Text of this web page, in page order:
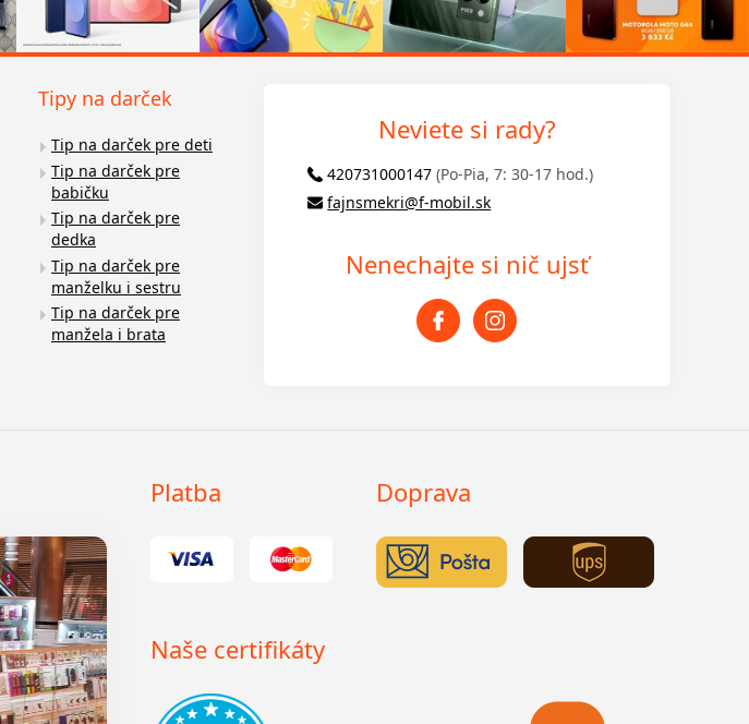
Tipy na darček
Tip na darček pre deti
Tip na darček pre
babičku
Tip na darček pre
dedka
Tip na darček pre
manželku i sestru
Tip na darček pre
manžela i brata
Neviete si rady?
420731000147 (Po-Pia, 7: 30-17 hod.)
fajnsmekri@f-mobil.sk
Nenechajte si nič ujsť
Platba Doprava
Naše certifikáty